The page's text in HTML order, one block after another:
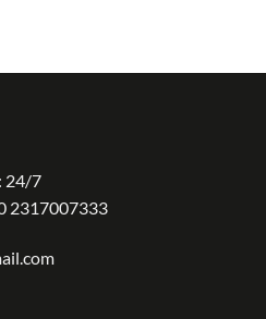
24/7
2317007333